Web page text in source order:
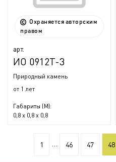
Охраняется авторским
правом
арт.
ИО 0912Т-3
Природный камень
от 1 лет
Габариты (М):
0,8 x 0,8 х 0,8
1 ... 46 47 48